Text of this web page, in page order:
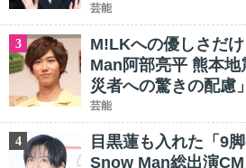
芸能
3
M!LKへの優しさだ
Man阿部亮平 熊本
災者への驚きの配慮
芸能
4
目黒蓮も入れた「9
Snow Man総出演